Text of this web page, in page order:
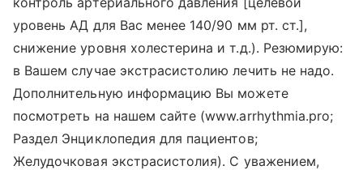
уровень АД для Вас менее 140/90 мм рт. ст.],
снижение уровня холестерина и т.д.). Резюмирую:
в Вашем случае экстрасистолию лечить не надо.
Дополнительную информацию Вы можете
посмотреть на нашем сайте (www.arrhythmia.pro;
Раздел Энциклопедия для пациентов;
Желудочковая экстрасистолия). С уважением,